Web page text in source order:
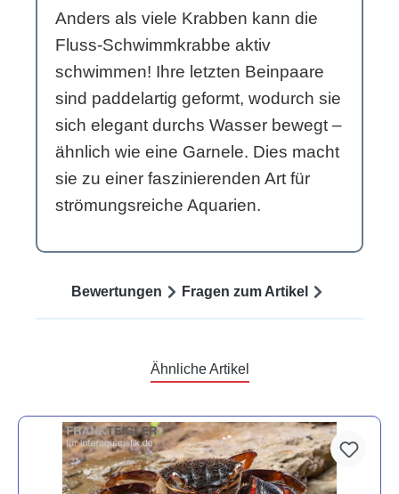
Anders als viele Krabben kann die
Fluss-Schwimmkrabbe aktiv
schwimmen! Ihre letzten Beinpaare
sind paddelartig geformt, wodurch sie
sich elegant durchs Wasser bewegt –
ähnlich wie eine Garnele. Dies macht
sie zu einer faszinierenden Art für
strömungsreiche Aquarien.
Bewertungen Fragen zum Artikel
Ähnliche Artikel